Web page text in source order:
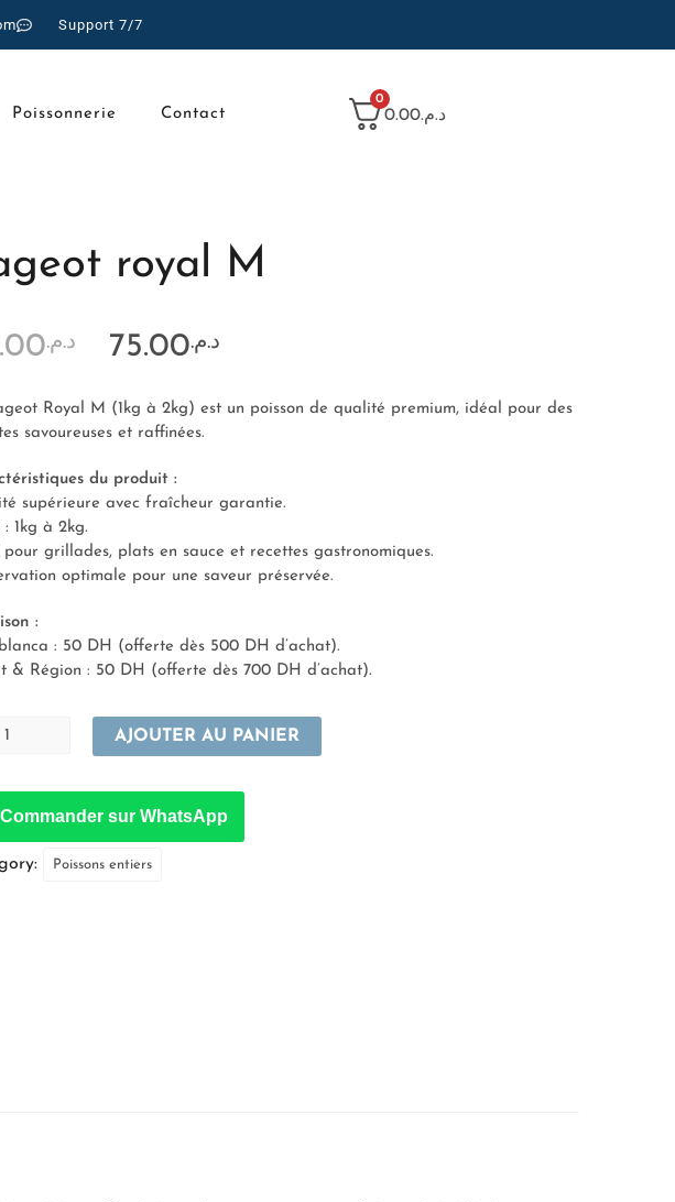
Support 7/7
Poissonnerie Contact
0
د.م.0.00
royal M
د.م. د.م.75.00
Royal M (1kg à 2kg) est un poisson de qualité premium, idéal pour des
savoureuses et raffinées.
du produit :
supérieure avec fraîcheur garantie.
: 1kg à 2kg.
grillades, plats en sauce et recettes gastronomiques.
optimale pour une saveur préservée.
:
: 50 DH (offerte dès 500 DH d’achat).
& Région : 50 DH (offerte dès 700 DH d’achat).
AJOUTER AU PANIER
Commander sur WhatsApp
Poissons entiers